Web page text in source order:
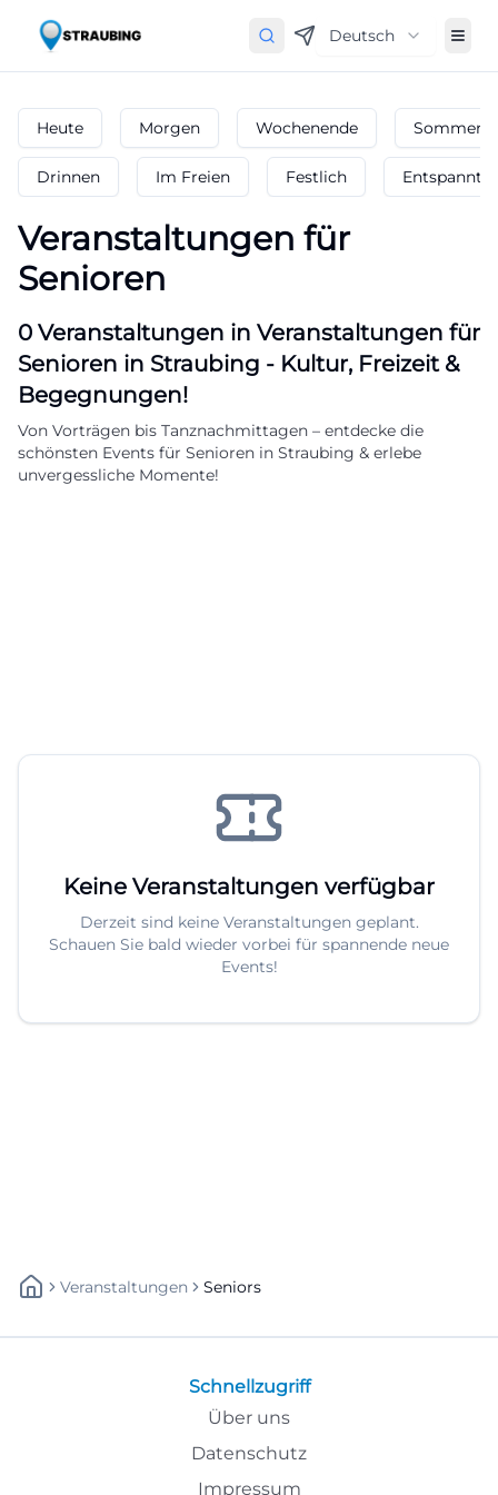
Deutsch
Heute Morgen Wochenende
Drinnen Im Freien Festlich Entspannt
Veranstaltungen für
Senioren
0 Veranstaltungen in Veranstaltungen für
Senioren in Straubing - Kultur, Freizeit &
Begegnungen!
Von Vorträgen bis Tanznachmittagen – entdecke die
schönsten Events für Senioren in Straubing & erlebe
unvergessliche Momente!
Keine Veranstaltungen verfügbar
Derzeit sind keine Veranstaltungen geplant.
Schauen Sie bald wieder vorbei für spannende neue
Events!
Veranstaltungen Seniors
Schnellzugriff
Über uns
Datenschutz
Impressum